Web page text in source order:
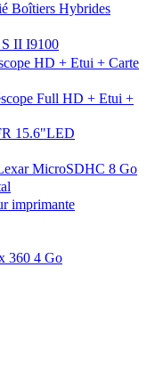
Boîtiers Hybrides
S II I9100
HD + Etui + Carte
Full HD + Etui +
15.6"LED
MicroSDHC 8 Go
imprimante
360 4 Go